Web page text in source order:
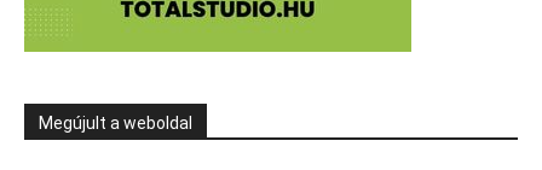
Megújult a weboldal